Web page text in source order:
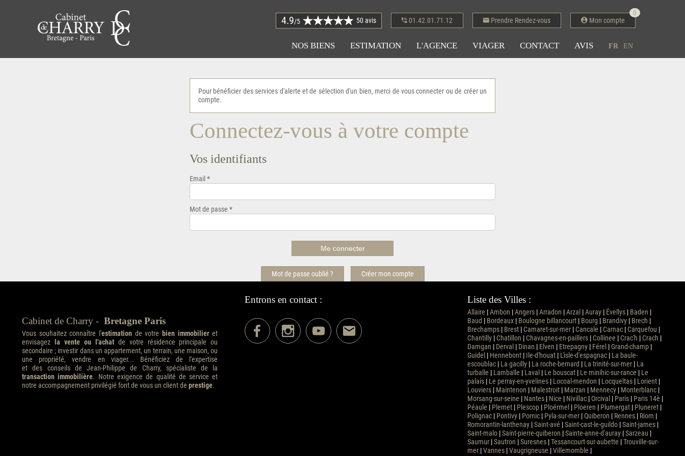
4.9/5 50 avis 01.42.01.71.12 Prendre Rendez-vous Mon compte
0
NOS BIENS ESTIMATION L'AGENCE VIAGER CONTACT AVIS FR EN
Pour bénéficier des services d'alerte et de sélection d'un bien, merci de vous connecter ou de créer un
compte.
Connectez-vous à votre compte
Vos identifiants
Email *
Mot de passe *
Mot de passe oublié ? Créer mon compte
Cabinet de Charry - Bretagne Paris
Vous souhaitez connaître l'estimation de votre bien immobilieret
envisagez la vente ou l'achat de votre résidence principale ou
secondaire ; investir dans un appartement, un terrain, une maison, ou
une propriété, vendre en viager... Bénéficiez de l'expertise
et des conseils de Jean-Philippe de Charry, spécialiste de la
transaction immobilière. Notre exigence de qualité de service et
notre accompagnement privilégié font de vous un client deprestige.
Entrons en contact : Liste des Villes :
Allaire |Ambon |Angers|Arradon |Arzal |Auray| Évellys| Baden |
Baud | Bordeaux| Boulogne billancourt| Bourg | Brandivy| Brech |
Brechamps| Brest|Camaret-sur-mer|Cancale |Carnac|Carquefou |
Chantilly|Chatillon |Chavagnes-en-paillers|Collinee |Crac'h |Crach |
Damgan | Derval | Dinan | Elven | Etrepagny| Férel |Grand-champ|
Guidel | Hennebont| Ile-d'houat| L'isle-d'espagnac| La baule-
escoublac| La gacilly| La roche-bernard | La trinité-sur-mer| La
turballe | Lamballe | Laval | Le bouscat| Le minihic-sur-rance | Le
palais| Le perray-en-yvelines| Locoal-mendon | Locqueltas| Lorient|
Louviers| Maintenon | Malestroit| Marzan | Mennecy| Monterblanc|
Morsang-sur-seine | Nantes| Nice | Nivillac| Orcival | Paris| Paris 14è |
Péaule | Plemet| Plescop| Ploërmel | Ploeren | Plumergat| Pluneret|
Polignac| Pontivy| Pornic| Pyla-sur-mer|Quiberon | Rennes| Riom |
Romorantin-lanthenay|Saint-avé |Saint-cast-le-guildo|Saint-james|
Saint-malo|Saint-pierre-quiberon |Sainte-anne-d'auray|Sarzeau |
Saumur|Sautron |Suresnes|Tessancourt-sur-aubette |Trouville-sur-
mer|Vannes|Vaugrigneuse |Villemomble |